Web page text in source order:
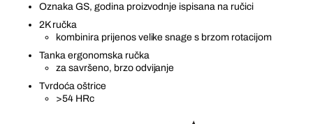
Oznaka GS, godina proizvodnje ispisana na ručici
2K ručka
kombinira prijenos velike snage s brzom rotacijom
Tanka ergonomska ručka
za savršeno, brzo odvijanje
Tvrdoća oštrice
>54 HRc